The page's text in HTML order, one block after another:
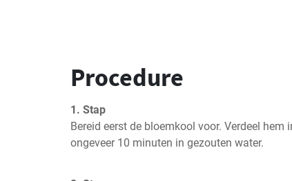
Procedure
1. Stap
Bereid eerst de bloemkool voor. Verdeel hem
ongeveer 10 minuten in gezouten water.